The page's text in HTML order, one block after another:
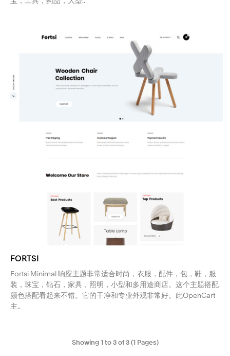
FORTSI
Fortsi Minimal 响应主题非常适合时尚，衣服，配件，包，鞋，服
装，珠宝，钻石，家具，照明，小型和多用途商店。这个主题搭配
颜色搭配看起来不错。它的干净和专业外观非常好。此OpenCart
主..
Showing 1 to 3 of 3 (1 Pages)